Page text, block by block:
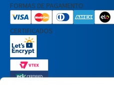
FORMAS DE PAGAMENTO
CERTIFICADOS
Nome Completo